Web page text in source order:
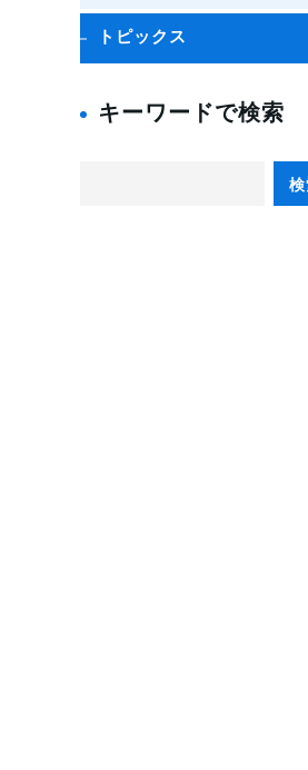
トピックス
キーワードで検索
検